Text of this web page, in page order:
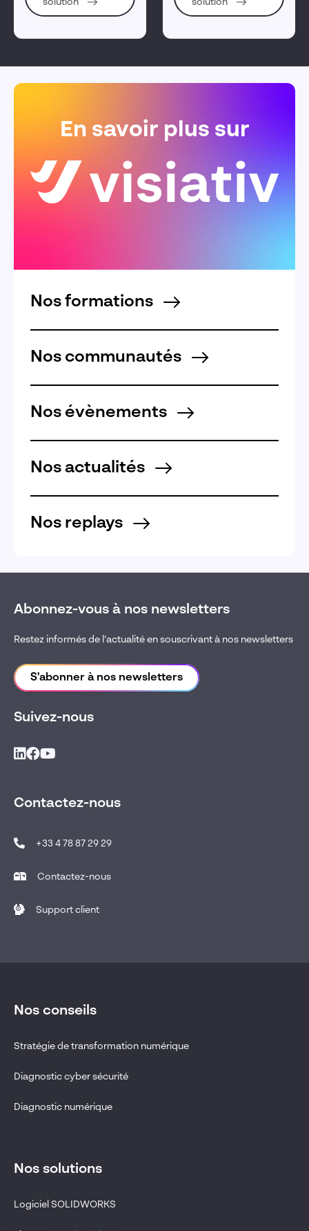
solution
technique.
solution
En savoir plus sur
Nos formations
Nos communautés
Nos évènements
Nos actualités
Nos replays
Abonnez-vous à nos newsletters
Restez informés de l’actualité en souscrivant à nos newsletters
S'abonner à nos newsletters
Suivez-nous
Contactez-nous
+33 4 78 87 29 29
Contactez-nous
Support client
Nos conseils
Stratégie de transformation numérique
Diagnostic cyber sécurité
Diagnostic numérique
Nos solutions
Logiciel SOLIDWORKS